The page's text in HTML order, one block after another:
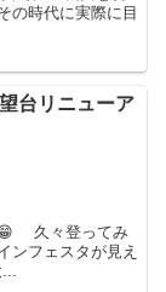
の時代に実際に目
台リニューア
😁 久々登ってみ
ンフェスタが見え